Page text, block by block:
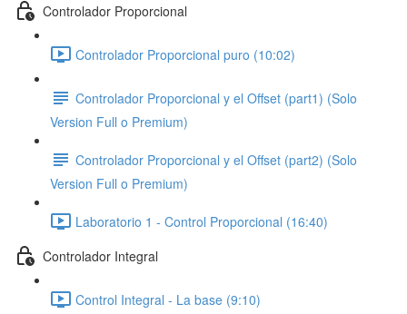
Controlador Proporcional
Controlador Proporcional puro (10:02)
Controlador Proporcional y el Offset (part1) (Solo
Version Full o Premium)
Controlador Proporcional y el Offset (part2) (Solo
Version Full o Premium)
Laboratorio 1 - Control Proporcional (16:40)
Controlador Integral
Control Integral - La base (9:10)